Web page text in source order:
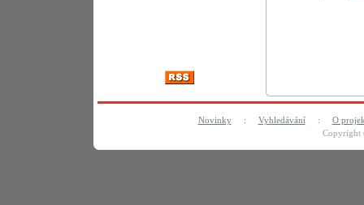
Novinky: Vyhledávání: O
Copyright